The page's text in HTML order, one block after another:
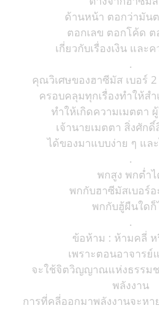
ด้านหน้า ตอกว่ามัน
ตอกเลข ตอกโค้ด ต
เกี่ยวกับเรื่องเงิน และ
.
คุณวิเศษของฮาซีมัส เบอร์
ครอบคลุมทุกเรื่องทำให้สำ
ทำให้เกิดความเมตตา
เจ้านายเมตตา สิ่งศัก
ได้ของมาแบบง่าย ๆ แล
.
พกสูง พกต่ำ
พกกับฮาซีมัสเบอร์อ
พกกับฮู้ผืนใดก็
.
ข้อห้าม : ห้ามคลี่ ห
เพราะตอนอาจารย์
จะใช้จิตวิญญาณแห่งธรรมช
พลังงาน
การที่คลี่ออกมาพลังงานจะหา